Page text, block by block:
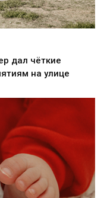
дал чёткие
на улице